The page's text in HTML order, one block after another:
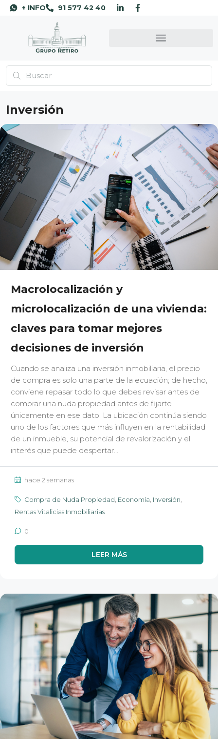
+ INFO 91 577 42 40
Inversión
Macrolocalización y
microlocalización de una vivienda:
claves para tomar mejores
decisiones de inversión
Cuando se analiza una inversión inmobiliaria, el precio
de compra es solo una parte de la ecuación; de hecho,
conviene repasar todo lo que debes revisar antes de
comprar una nuda propiedad antes de fijarte
únicamente en ese dato. La ubicación continúa siendo
uno de los factores que más influyen en la rentabilidad
de un inmueble, su potencial de revalorización y el
interés que puede despertar...
hace 2 semanas
Compra de Nuda Propiedad Economía Inversión
Rentas Vitalicias Inmobiliarias
0
LEER MÁS